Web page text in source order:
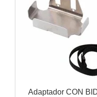
Adaptador CON